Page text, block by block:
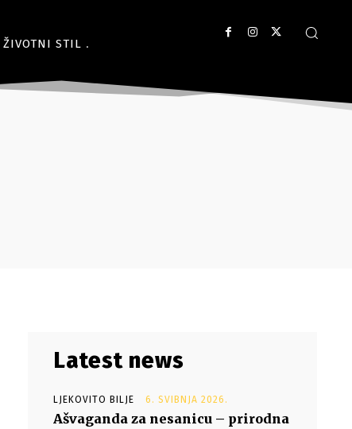
ŽIVOTNI STIL
Latest news
LJEKOVITO BILJE 6. SVIBNJA 2026.
Ašvaganda za nesanicu – prirodna